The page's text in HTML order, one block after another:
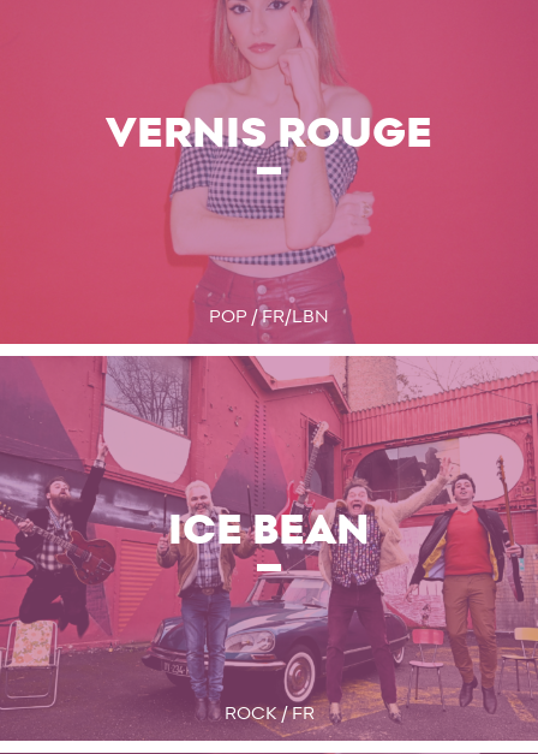
VERNIS ROUGE
POP / FR/LBN
ICE BEAN
ROCK / FR